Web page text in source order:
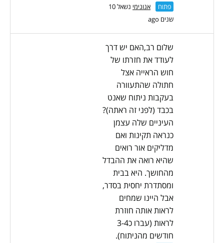
פתוח אנונימי
נשאל 10
שנים ago
שלום רב,האם יש דרך
לעודד את חזרתו של
חוש הראייה אצל
חתולה שהתעוורה
בעקבות ניתוח שאנט
בכבד (לפני זה ראתה)?
העיניים שלה עצמן
כנראה תקינות ואם
מדליקים אור רואים
שהיא רואה את ההבדל
מהחושך. היא בבית
ומסתדרת יחסית בסדר,
אבל היינו שמחים
לראות אותה חוזרת
לראות (עברו כ3-4
חודשים מהניתוח).